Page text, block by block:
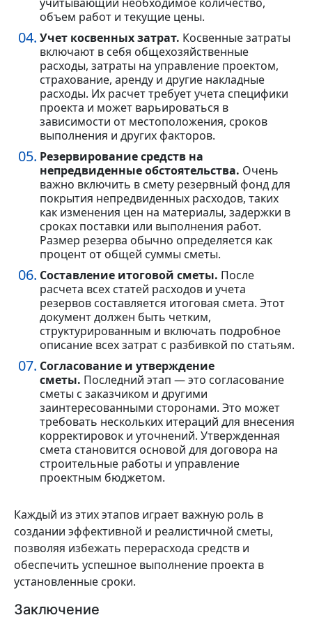
объем работ и текущие цены.
Учет косвенных затрат. Косвенные затраты
включают в себя общехозяйственные
расходы, затраты на управление проектом,
страхование, аренду и другие накладные
расходы. Их расчет требует учета специфики
проекта и может варьироваться в
зависимости от местоположения, сроков
выполнения и других факторов.
Резервирование средств на
непредвиденные обстоятельства. Очень
важно включить в смету резервный фонд для
покрытия непредвиденных расходов, таких
как изменения цен на материалы, задержки в
сроках поставки или выполнения работ.
Размер резерва обычно определяется как
процент от общей суммы сметы.
Составление итоговой сметы. После
расчета всех статей расходов и учета
резервов составляется итоговая смета. Этот
документ должен быть четким,
структурированным и включать подробное
описание всех затрат с разбивкой по статьям.
Согласование и утверждение
сметы. Последний этап — это согласование
сметы с заказчиком и другими
заинтересованными сторонами. Это может
требовать нескольких итераций для внесения
корректировок и уточнений. Утвержденная
смета становится основой для договора на
строительные работы и управление
проектным бюджетом.
Каждый из этих этапов играет важную роль в
создании эффективной и реалистичной сметы,
позволяя избежать перерасхода средств и
обеспечить успешное выполнение проекта в
установленные сроки.
Заключение